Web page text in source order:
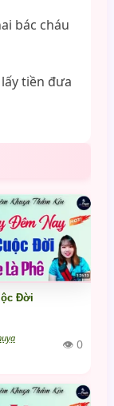
bác cháu
tiền đưa
Đời
👁 0